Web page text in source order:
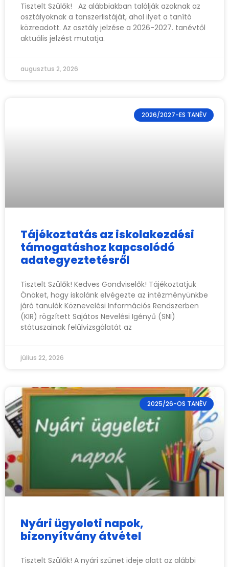
Tisztelt Szülők! Az alábbiakban találják azoknak az
osztályoknak a tanszerlistáját, ahol ilyet a tanító
közreadott. Az osztály jelzése a 2026-2027. tanévtől
aktuális jelzést mutatja.
augusztus 2, 2026
2026/2027-ES TANÉV
Tájékoztatás az iskolakezdési
támogatáshoz kapcsolódó
adategyeztetésről
Tisztelt Szülők! Kedves Gondviselők! Tájékoztatjuk
Önöket, hogy iskolánk elvégezte az intézményünkbe
járó tanulók Köznevelési Információs Rendszerben
(KIR) rögzített Sajátos Nevelési Igényű (SNI)
státuszainak felülvizsgálatát az
július 22, 2026
2025/26-OS TANÉV
Nyári ügyeleti napok,
bizonyítvány átvétel
Tisztelt Szülők! A nyári szünet ideje alatt az alábbi